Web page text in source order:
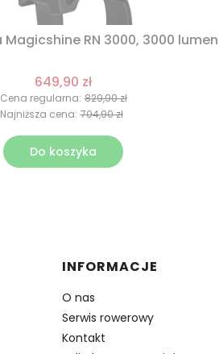
RN 3000, 3000
649,90 zł
Cena regularna: 829,90 zł
Najniższa cena: 704,90 zł
Do koszyka
Linki w stopce
INFORMACJE
O nas
Serwis rowerowy
Kontakt